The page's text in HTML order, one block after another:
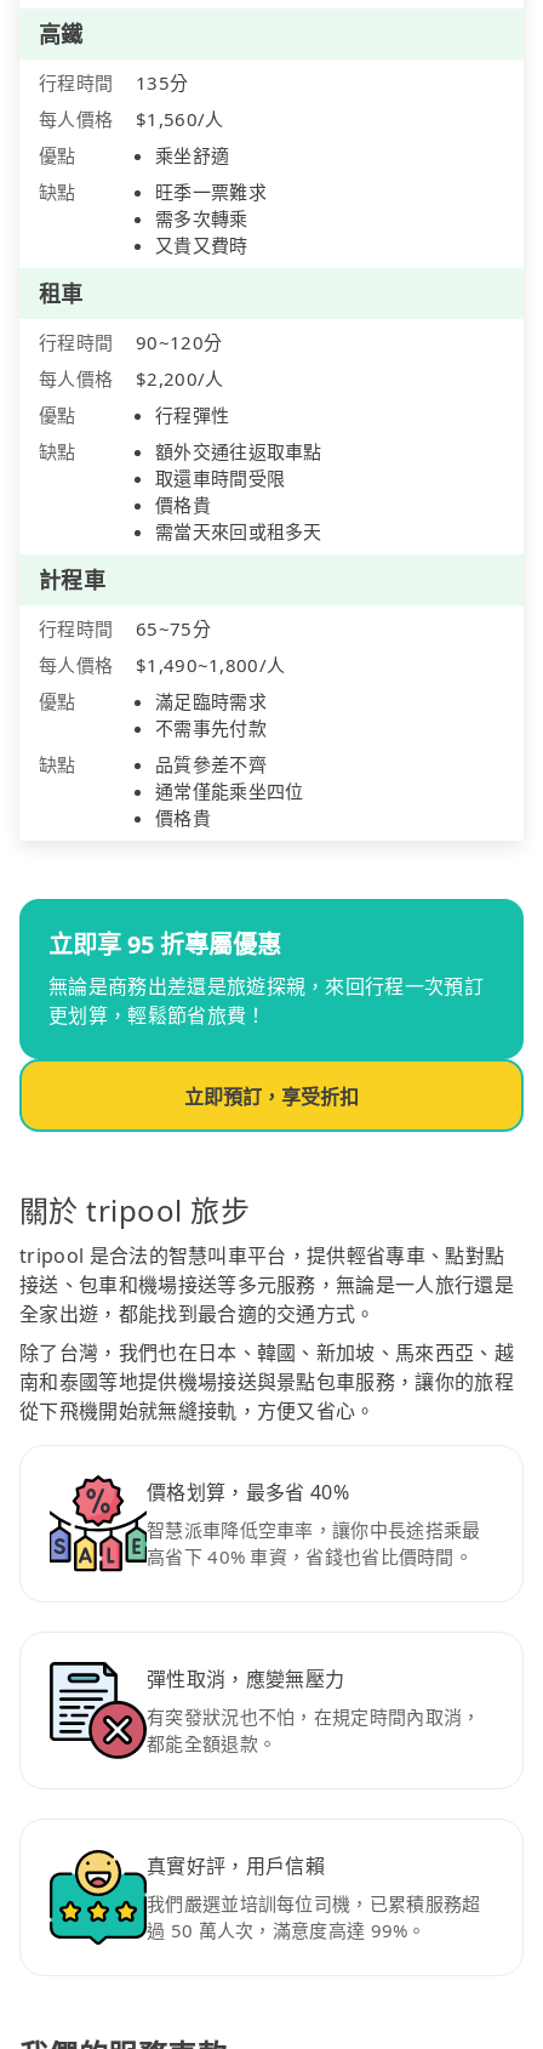
高鐵
行程時間
135分
每人價格
$1,560/人
優點
乘坐舒適
缺點
旺季一票難求
需多次轉乘
又貴又費時
租車
行程時間
90~120分
每人價格
$2,200/人
優點
行程彈性
缺點
額外交通往返取車點
取還車時間受限
價格貴
需當天來回或租多天
計程車
行程時間
65~75分
每人價格
$1,490~1,800/人
優點
滿足臨時需求
不需事先付款
缺點
品質參差不齊
通常僅能乘坐四位
價格貴
立即享 95 折專屬優惠
無論是商務出差還是旅遊探親，來回行程一次預訂
更划算，輕鬆節省旅費！
立即預訂，享受折扣
關於 tripool 旅步
tripool 是合法的智慧叫車平台，提供輕省專車、點對點
接送、包車和機場接送等多元服務，無論是一人旅行還是
全家出遊，都能找到最合適的交通方式。
除了台灣，我們也在日本、韓國、新加坡、馬來西亞、越
南和泰國等地提供機場接送與景點包車服務，讓你的旅程
從下飛機開始就無縫接軌，方便又省心。
價格划算，最多省 40%
智慧派車降低空車率，讓你中長途搭乘最
高省下 40% 車資，省錢也省比價時間。
彈性取消，應變無壓力
有突發狀況也不怕，在規定時間內取消，
都能全額退款。
真實好評，用戶信賴
我們嚴選並培訓每位司機，已累積服務超
過 50 萬人次，滿意度高達 99%。